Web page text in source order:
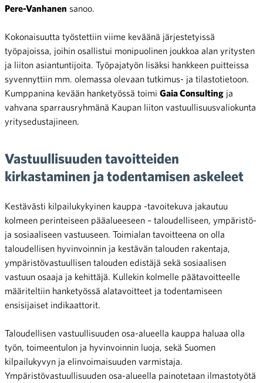
Pere-Vanhanen sanoo.
Kokonaisuutta työstettiin viime keväänä järjestetyissä
työpajoissa, joihin osallistui monipuolinen joukkoa alan yritysten
ja liiton asiantuntijoita. Työpajatyön lisäksi hankkeen puitteissa
syvennyttiin mm. olemassa olevaan tutkimus- ja tilastotietoon.
Kumppanina kevään hanketyössä toimi Gaia Consulting ja
vahvana sparrausryhmänä Kaupan liiton vastuullisuusvaliokunta
yritysedustajineen.
Vastuullisuuden tavoitteiden
kirkastaminen ja todentamisen askeleet
Kestävästi kilpailukykyinen kauppa -tavoitekuva jakautuu
kolmeen perinteiseen pääalueeseen – taloudelliseen, ympäristö-
ja sosiaaliseen vastuuseen. Toimialan tavoitteena on olla
taloudellisen hyvinvoinnin ja kestävän talouden rakentaja,
ympäristövastuullisen talouden edistäjä sekä sosiaalisen
vastuun osaaja ja kehittäjä. Kullekin kolmelle päätavoitteelle
määriteltiin hanketyössä alatavoitteet ja todentamiseen
ensisijaiset indikaattorit.
Taloudellisen vastuullisuuden osa-alueella kauppa haluaa olla
työn, toimeentulon ja hyvinvoinnin luoja, sekä Suomen
kilpailukyvyn ja elinvoimaisuuden varmistaja.
Ympäristövastuullisuuden osa-alueella painotetaan ilmastotyötä